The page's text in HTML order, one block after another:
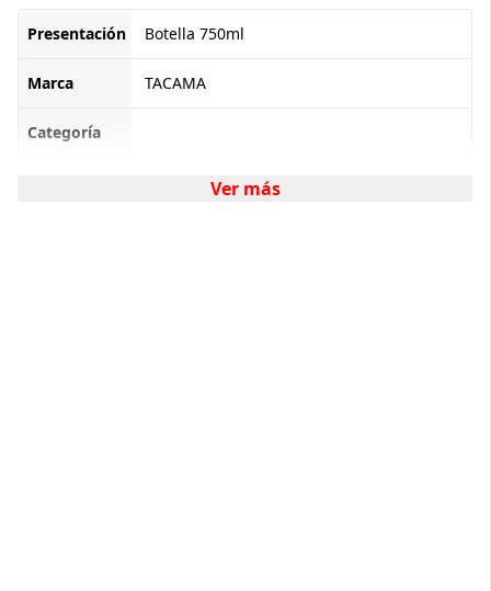
Presentación Botella 750ml
Marca TACAMA
Categoría
Ver más